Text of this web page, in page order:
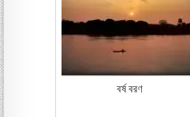
বর্ষ বরণ